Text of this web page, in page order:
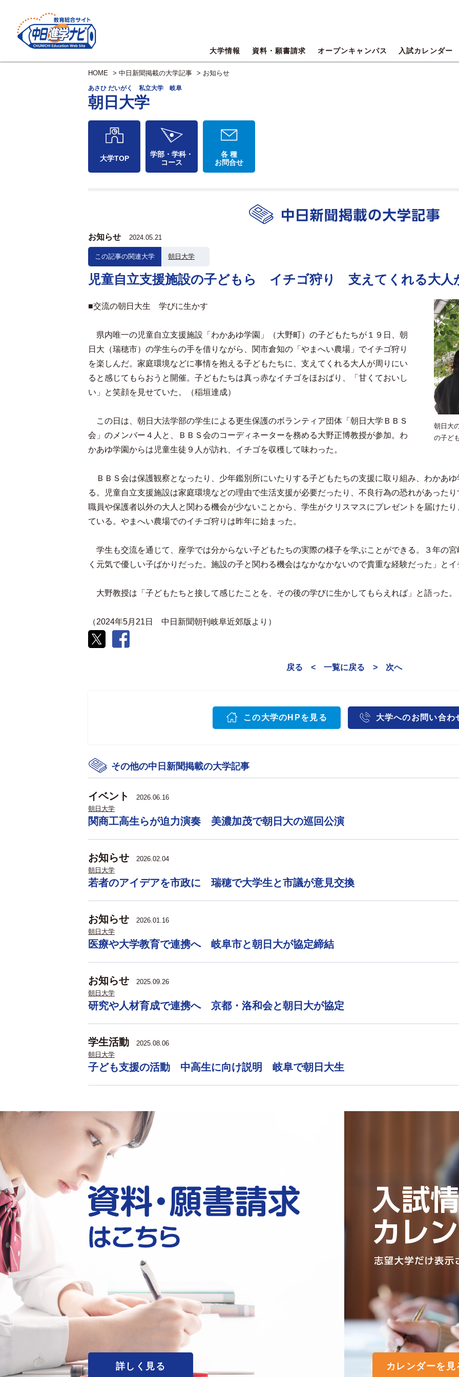
大学情報 資料・願書請求 オープンキャンパス 入試カレンダー
HOME > 中日新聞掲載の大学記事 > お知らせ
あさひ だいがく 私立大学 岐阜
朝日大学
大学TOP
学部・学科・
コース
各 種
お問合せ
お知らせ 2024.05.21
この記事の関連大学 朝日大学
児童自立支援施設の子どもら イチゴ狩り 支えてくれる大人
朝日大
の子ど
■交流の朝日大生 学びに生かす
県内唯一の児童自立支援施設「わかあゆ学園」（大野町）の子どもたちが１９日、朝
日大（瑞穂市）の学生らの手を借りながら、関市倉知の「やまへい農場」でイチゴ狩り
を楽しんだ。家庭環境などに事情を抱える子どもたちに、支えてくれる大人が周りにい
ると感じてもらおうと開催。子どもたちは真っ赤なイチゴをほおばり、「甘くておいし
い」と笑顔を見せていた。（稲垣達成）
この日は、朝日大法学部の学生による更生保護のボランティア団体「朝日大学ＢＢＳ
会」のメンバー４人と、ＢＢＳ会のコーディネーターを務める大野正博教授が参加。わ
かあゆ学園からは児童生徒９人が訪れ、イチゴを収穫して味わった。
ＢＢＳ会は保護観察となったり、少年鑑別所にいたりする子どもたちの支援に取り組み、わかあ
る。児童自立支援施設は家庭環境などの理由で生活支援が必要だったり、不良行為の恐れがあった
職員や保護者以外の大人と関わる機会が少ないことから、学生がクリスマスにプレゼントを届けた
ている。やまへい農場でのイチゴ狩りは昨年に始まった。
学生も交流を通じて、座学では分からない子どもたちの実際の様子を学ぶことができる。３年の
く元気で優しい子ばかりだった。施設の子と関わる機会はなかなかないので貴重な経験だった」と
大野教授は「子どもたちと接して感じたことを、その後の学びに生かしてもらえれば」と語った。
（2024年5月21日 中日新聞朝刊岐阜近郊版より）
戻る < 一覧に戻る > 次へ
この大学のHPを見る 大学へのお問い合わ
その他の中日新聞掲載の大学記事
イベント
2026.06.16
朝日大学
関商工高生らが迫力演奏 美濃加茂で朝日大の巡回公演
お知らせ
2026.02.04
朝日大学
若者のアイデアを市政に 瑞穂で大学生と市議が意見交換
お知らせ
2026.01.16
朝日大学
医療や大学教育で連携へ 岐阜市と朝日大が協定締結
お知らせ
2025.09.26
朝日大学
研究や人材育成で連携へ 京都・洛和会と朝日大が協定
学生活動
2025.08.06
朝日大学
子ども支援の活動 中高生に向け説明 岐阜で朝日大生
詳しく見る カレンダーを見